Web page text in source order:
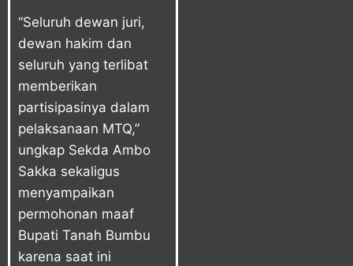
“Seluruh dewan juri,
dewan hakim dan
seluruh yang terlibat
memberikan
partisipasinya dalam
pelaksanaan MTQ,”
ungkap Sekda Ambo
Sakka sekaligus
menyampaikan
permohonan maaf
Bupati Tanah Bumbu
karena saat ini